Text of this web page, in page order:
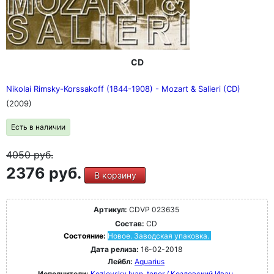
CD
Nikolai Rimsky-Korssakoff (1844-1908) - Mozart & Salieri (CD)
(2009)
Есть в наличии
4050руб.
2376 руб. В корзину
Артикул: CDVP 023635
Состав: CD
Состояние: Новое. Заводская упаковка.
Дата релиза: 16-02-2018
Лейбл: Aquarius